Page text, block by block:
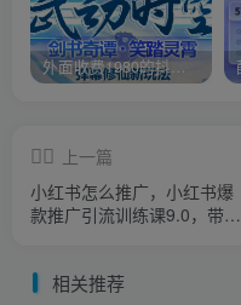
外面收费1980的抖音武动时空直播项目，无需真人出镜，实时互动直播【软件+详细教程】
上一篇
小红书怎么推广，小红书爆
款推广引流训练课9.0，带你
相关推荐